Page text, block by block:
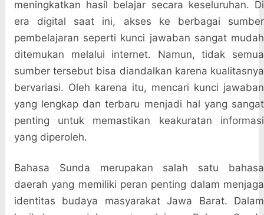
meningkatkan hasil belajar secara keseluruhan. Di
era digital saat ini, akses ke berbagai sumber
pembelajaran seperti kunci jawaban sangat mudah
ditemukan melalui internet. Namun, tidak semua
sumber tersebut bisa diandalkan karena kualitasnya
bervariasi. Oleh karena itu, mencari kunci jawaban
yang lengkap dan terbaru menjadi hal yang sangat
penting untuk memastikan keakuratan informasi
yang diperoleh.
Bahasa Sunda merupakan salah satu bahasa
daerah yang memiliki peran penting dalam menjaga
identitas budaya masyarakat Jawa Barat. Dalam